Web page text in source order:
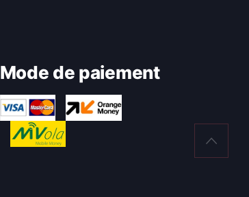
Mode de paiement